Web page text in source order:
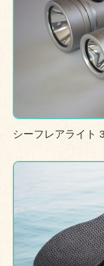
シーフレアライト